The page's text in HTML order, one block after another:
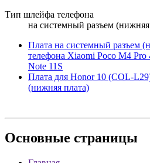
Тип шлейфа телефона
на системный разъем (нижняя
Плата на системный разъем
телефона Xiaomi Poco M4 Pro
Note 11S
Плата для Honor 10 (COL-
(нижняя плата)
Основные страницы